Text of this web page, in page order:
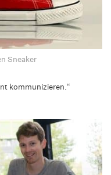
Sneaker
kommunizieren.“